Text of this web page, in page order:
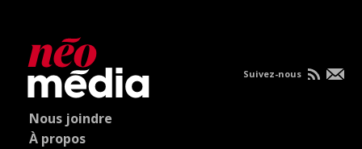
Nous joindre
À propos
Suivez-nous